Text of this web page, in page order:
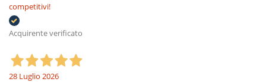
competitivi!
Acquirente verificato
28 Luglio 2026